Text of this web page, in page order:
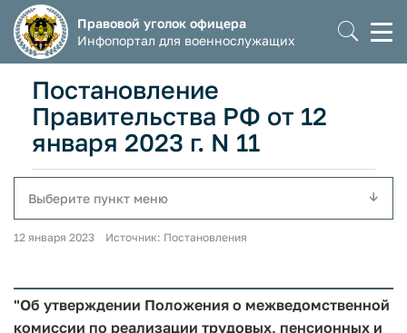
Правовой уголок офицера
Инфопортал для военнослужащих
Постановление
Правительства РФ от 12
января 2023 г. N 11
Выберите пункт меню
12 января 2023 Источник: Постановления
"Об утверждении Положения о межведомственной
комиссии по реализации трудовых, пенсионных и